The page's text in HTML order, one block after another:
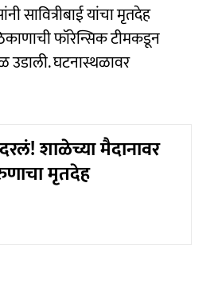
सावित्रीबाई यांचा मृतदेह
फॉरेन्सिक टीमकडून
घटनास्थळावर
शाळेच्या मैदानावर
मृतदेह